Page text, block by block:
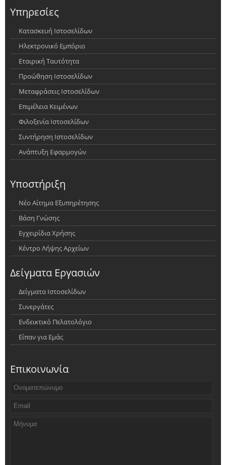
Υπηρεσίες
Κατασκευή Ιστοσελίδων
Ηλεκτρονικό Εμπόριο
Εταιρική Ταυτότητα
Προώθηση Ιστοσελίδων
Μεταφράσεις Ιστοσελίδων
Επιμέλεια Κειμένων
Φιλοξενία Ιστοσελίδων
Συντήρηση Ιστοσελίδων
Ανάπτυξη Εφαρμογών
Υποστήριξη
Νέο Αίτημα Εξυπηρέτησης
Βάση Γνώσης
Εγχειρίδια Χρήσης
Κέντρο Λήψης Αρχείων
Δείγματα Εργασιών
Δείγματα Ιστοσελίδων
Συνεργάτες
Ενδεικτικό Πελατολόγιο
Είπαν για Εμάς
Επικοινωνία